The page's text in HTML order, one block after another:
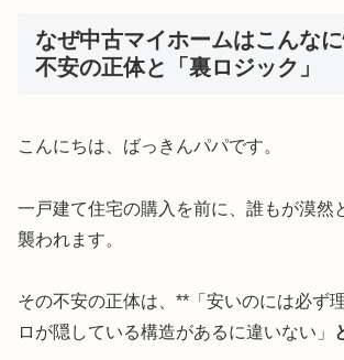
なぜ中古マイホームはこんな
不安の正体と「裏ロジック」
こんにちは、ばっきんパパです。
一戸建て住宅の購入を前に、誰もが漠然
襲われます。
その不安の正体は、**「安いのには必ず
ロが隠している構造があるに違いない」